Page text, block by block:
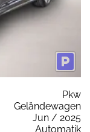
Pkw
Geländewagen
Jun / 2025
Automatik